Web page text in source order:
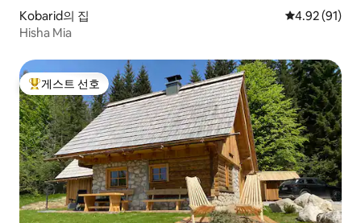
Kobarid의 집 평점 4.92점
4.92 (91)
Hisha Mia
상위 게스트 선호
게스트 선호